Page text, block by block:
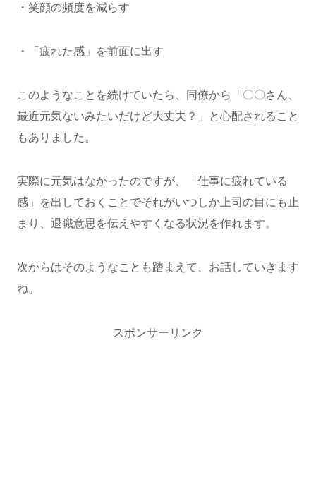
・笑顔の頻度を減らす
・「疲れた感」を前面に出す
このようなことを続けていたら、同僚から「〇〇さん、
最近元気ないみたいだけど大丈夫？」と心配されること
もありました。
実際に元気はなかったのですが、「仕事に疲れている
感」を出しておくことでそれがいつしか上司の目にも止
まり、退職意思を伝えやすくなる状況を作れます。
次からはそのようなことも踏まえて、お話していきます
ね。
スポンサーリンク